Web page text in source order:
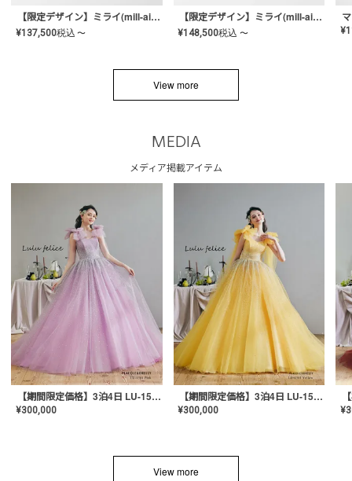
【限定デザイン】ミライ(mill-ai)リング
¥137,500税込 〜
【限定デザイン】ミライ(mill-ai)リング
¥148,500税込 〜 ¥
View more
MEDIA
メディア掲載アイテム
【期間限定価格】3泊4日 LU-1501(Pink)
¥300,000
【期間限定価格】3泊4日 LU-1501(Yellow)
¥300,000 ¥
View more